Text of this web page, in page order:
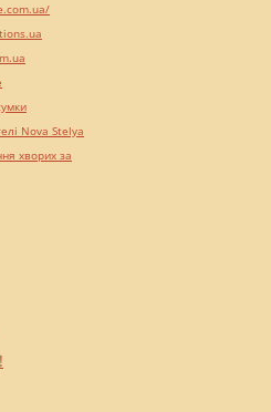
Nova Stelya
хворих за